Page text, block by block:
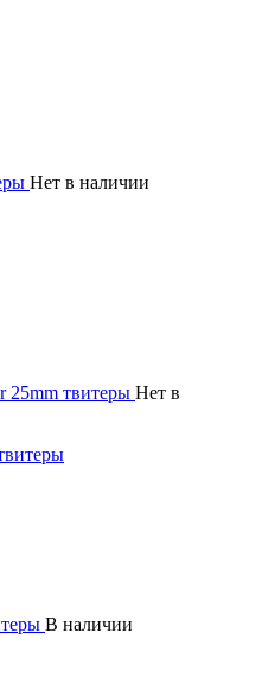
Нет в наличии
Нет в
В наличии